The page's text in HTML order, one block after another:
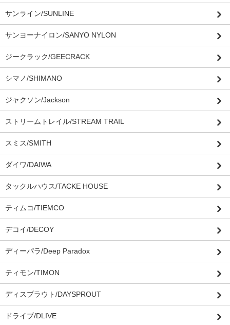
サンライン/SUNLINE
サンヨーナイロン/SANYO NYLON
ジークラック/GEECRACK
シマノ/SHIMANO
ジャクソン/Jackson
ストリームトレイル/STREAM TRAIL
スミス/SMITH
ダイワ/DAIWA
タックルハウス/TACKE HOUSE
ティムコ/TIEMCO
デコイ/DECOY
ディーパラ/Deep Paradox
ティモン/TIMON
ディスプラウト/DAYSPROUT
ドライブ/DLIVE